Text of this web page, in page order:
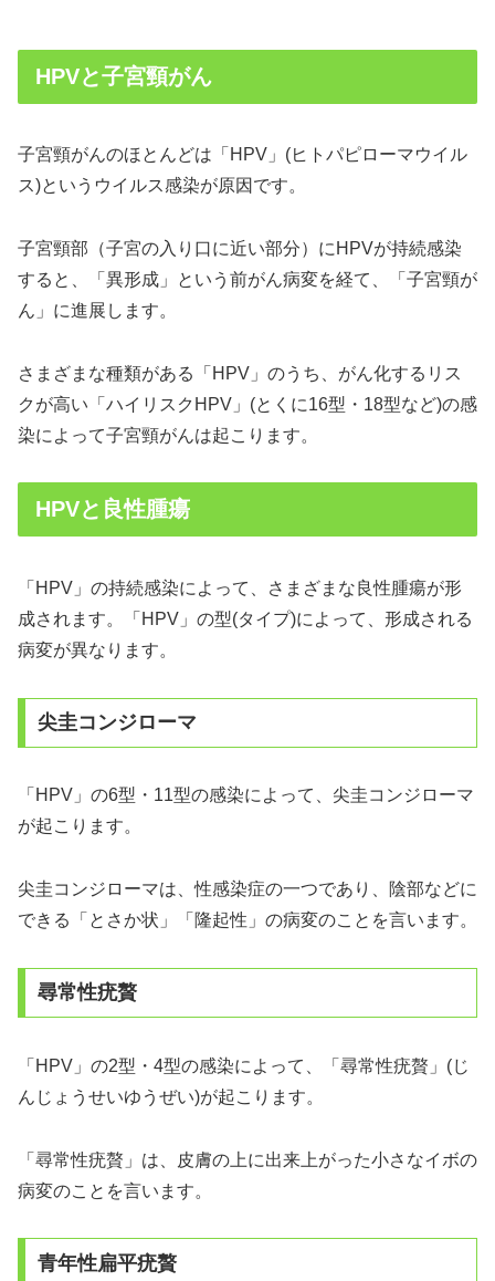
HPVと子宮頸がん
子宮頸がんのほとんどは「HPV」(ヒトパピローマウイル
ス)というウイルス感染が原因です。
子宮頸部（子宮の入り口に近い部分）にHPVが持続感染
すると、「異形成」という前がん病変を経て、「子宮頸が
ん」に進展します。
さまざまな種類がある「HPV」のうち、がん化するリス
クが高い「ハイリスクHPV」(とくに16型・18型など)の感
染によって子宮頸がんは起こります。
HPVと良性腫瘍
「HPV」の持続感染によって、さまざまな良性腫瘍が形
成されます。「HPV」の型(タイプ)によって、形成される
病変が異なります。
尖圭コンジローマ
「HPV」の6型・11型の感染によって、尖圭コンジローマ
が起こります。
尖圭コンジローマは、性感染症の一つであり、陰部などに
できる「とさか状」「隆起性」の病変のことを言います。
尋常性疣贅
「HPV」の2型・4型の感染によって、「尋常性疣贅」(じ
んじょうせいゆうぜい)が起こります。
「尋常性疣贅」は、皮膚の上に出来上がった小さなイボの
病変のことを言います。
青年性扁平疣贅